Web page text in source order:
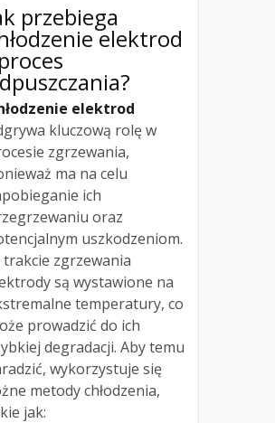
przebiega
elektrod
elektrod
kluczową rolę w
zgrzewania,
ma na celu
ich
oraz
uszkodzeniom.
trakcie zgrzewania
są wystawione na
temperatury, co
prowadzić do ich
degradacji. Aby temu
wykorzystuje się
metody chłodzenia,
jak: